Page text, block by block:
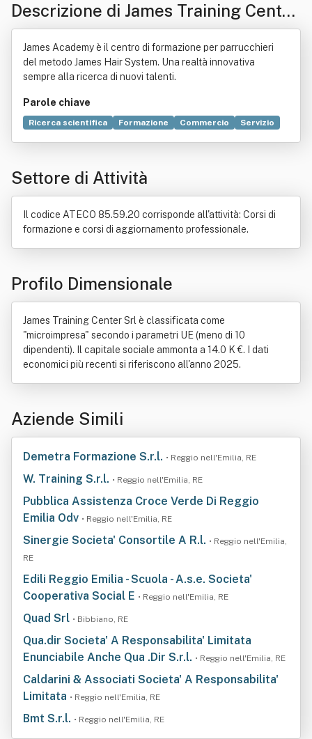
Descrizione di James Training Center
Srl
James Academy è il centro di formazione per parrucchieri
del metodo James Hair System. Una realtà innovativa
sempre alla ricerca di nuovi talenti.
Parole chiave
Ricerca scientifica Formazione Commercio
Servizio
Settore di Attività
Il codice ATECO 85.59.20 corrisponde all'attività: Corsi di
formazione e corsi di aggiornamento professionale.
Profilo Dimensionale
James Training Center Srl è classificata come
"microimpresa" secondo i parametri UE (meno di 10
dipendenti). Il capitale sociale ammonta a 14.0 K €. I dati
economici più recenti si riferiscono all'anno 2025.
Aziende Simili
Demetra Formazione S.r.l. • Reggio nell'Emilia, RE
W. Training S.r.l. • Reggio nell'Emilia, RE
Pubblica Assistenza Croce Verde Di Reggio
Emilia Odv • Reggio nell'Emilia, RE
Sinergie Societa' Consortile A R.l. • Reggio nell'Emilia,
RE
Edili Reggio Emilia - Scuola - A.s.e. Societa'
Cooperativa Social E • Reggio nell'Emilia, RE
Quad Srl • Bibbiano, RE
Qua.dir Societa' A Responsabilita' Limitata
Enunciabile Anche Qua .Dir S.r.l. • Reggio nell'Emilia, RE
Caldarini & Associati Societa' A Responsabilita'
Limitata • Reggio nell'Emilia, RE
Bmt S.r.l. • Reggio nell'Emilia, RE